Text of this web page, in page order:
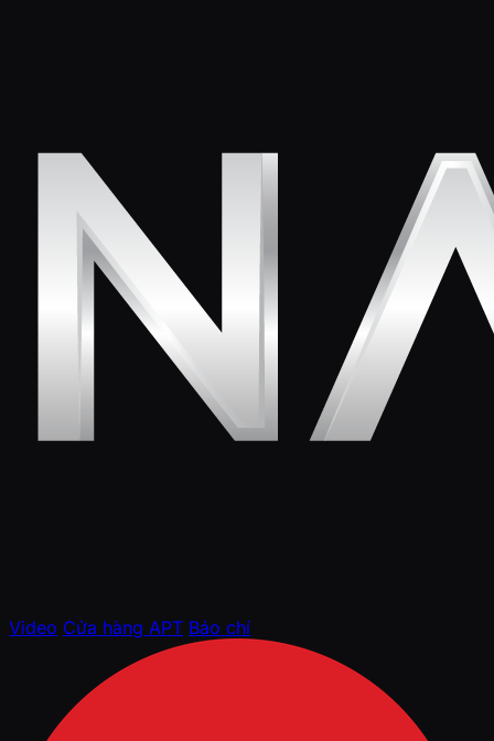
Video Cửa hàng APT Báo chí